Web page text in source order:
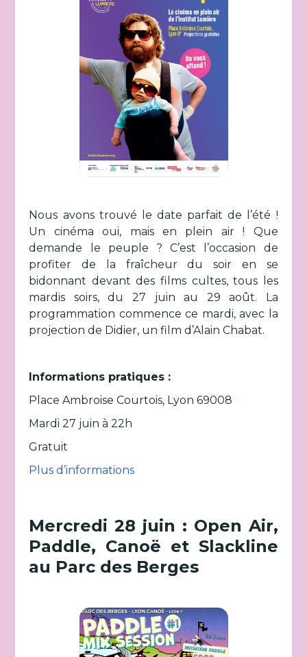
Nous avons trouvé le date parfait de l’été !
Un cinéma oui, mais en plein air ! Que
demande le peuple ? C’est l’occasion de
profiter de la fraîcheur du soir en se
bidonnant devant des films cultes, tous les
mardis soirs, du 27 juin au 29 août. La
programmation commence ce mardi, avec la
projection de Didier, un film d’Alain Chabat.
Informations pratiques :
Place Ambroise Courtois, Lyon 69008
Mardi 27 juin à 22h
Gratuit
Plus d’informations
Mercredi 28 juin : Open Air,
Paddle, Canoë et Slackline
au Parc des Berges